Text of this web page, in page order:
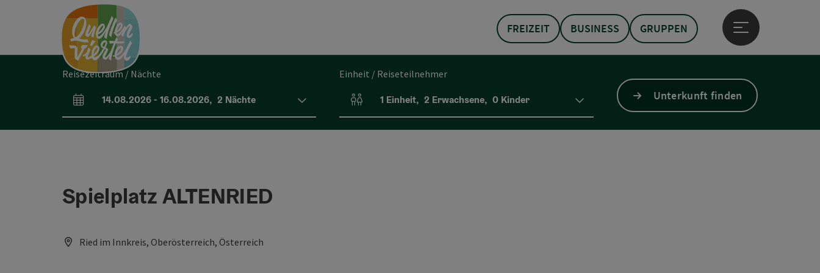
Zum InhaltAccesskey
[0]
Zur NavigationAccesskey
Zum Seitenanfang Accesskey
FREIZEIT BUSINESS GRUPPEN
Hauptmenü öffnen
Reisezeitraum / Nächte
An- und Abreisefelder
14.08.2026- 16.08.2026, 2 Nächte
Einheit / Reiseteilnehmer
Einheitenanzahl und Personenfelder
1 Einheit, 2 Erwachsene, 0 Kinder Unterkunft finden
Spielplatz ALTENRIED
Ried im Innkreis, Oberösterreich, Österreich